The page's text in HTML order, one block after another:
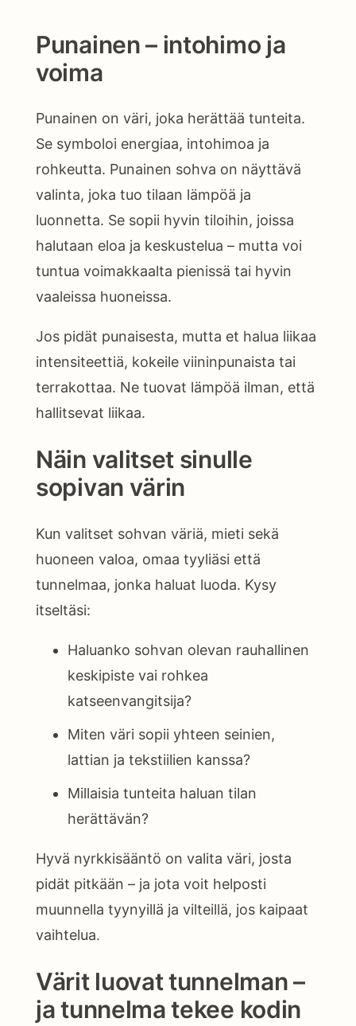
Punainen – intohimo ja
voima
Punainen on väri, joka herättää tunteita.
Se symboloi energiaa, intohimoa ja
rohkeutta. Punainen sohva on näyttävä
valinta, joka tuo tilaan lämpöä ja
luonnetta. Se sopii hyvin tiloihin, joissa
halutaan eloa ja keskustelua – mutta voi
tuntua voimakkaalta pienissä tai hyvin
vaaleissa huoneissa.
Jos pidät punaisesta, mutta et halua liikaa
intensiteettiä, kokeile viininpunaista tai
terrakottaa. Ne tuovat lämpöä ilman, että
hallitsevat liikaa.
Näin valitset sinulle
sopivan värin
Kun valitset sohvan väriä, mieti sekä
huoneen valoa, omaa tyyliäsi että
tunnelmaa, jonka haluat luoda. Kysy
itseltäsi:
Haluanko sohvan olevan rauhallinen
keskipiste vai rohkea
katseenvangitsija?
Miten väri sopii yhteen seinien,
lattian ja tekstiilien kanssa?
Millaisia tunteita haluan tilan
herättävän?
Hyvä nyrkkisääntö on valita väri, josta
pidät pitkään – ja jota voit helposti
muunnella tyynyillä ja vilteillä, jos kaipaat
vaihtelua.
Värit luovat tunnelman –
ja tunnelma tekee kodin